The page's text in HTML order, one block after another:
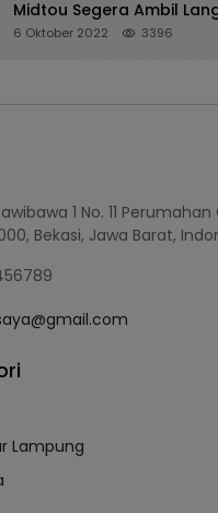
Midtou Segera Ambil
6 Oktober 2022 3396
1 No. 11
Bekasi, Jawa Barat,
Lampung